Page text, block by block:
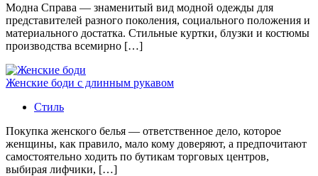
Модна Справа — знаменитый вид модной одежды для
представителей разного поколения, социального положения и
материального достатка. Стильные куртки, блузки и костюмы
производства всемирно […]
Женские боди с длинным рукавом
Стиль
Покупка женского белья — ответственное дело, которое
женщины, как правило, мало кому доверяют, а предпочитают
самостоятельно ходить по бутикам торговых центров,
выбирая лифчики, […]